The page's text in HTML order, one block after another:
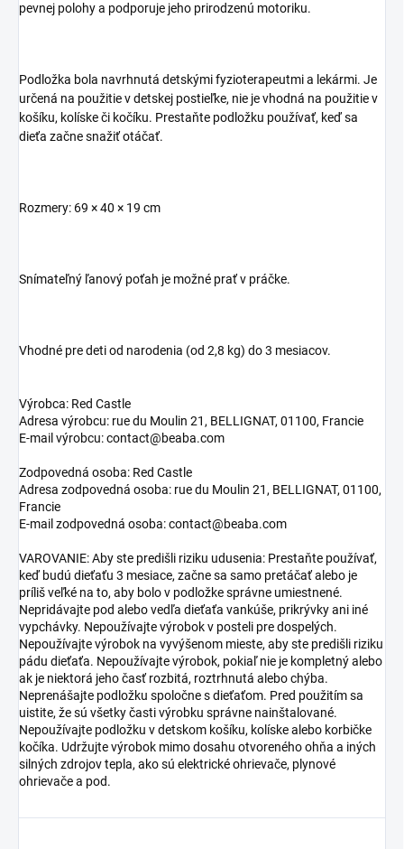
pevnej polohy a podporuje jeho prirodzenú motoriku.
Podložka bola navrhnutá detskými fyzioterapeutmi a lekármi. Je
určená na použitie v detskej postieľke, nie je vhodná na použitie v
košíku, kolíske či kočíku. Prestaňte podložku používať, keď sa
dieťa začne snažiť otáčať.
Rozmery: 69 × 40 × 19 cm
Snímateľný ľanový poťah je možné prať v práčke.
Vhodné pre deti od narodenia (od 2,8 kg) do 3 mesiacov.
Výrobca: Red Castle
Adresa výrobcu: rue du Moulin 21, BELLIGNAT, 01100, Francie
E-mail výrobcu: contact@beaba.com
Zodpovedná osoba: Red Castle
Adresa zodpovedná osoba: rue du Moulin 21, BELLIGNAT, 01100,
Francie
E-mail zodpovedná osoba: contact@beaba.com
VAROVANIE: Aby ste predišli riziku udusenia: Prestaňte používať,
keď budú dieťaťu 3 mesiace, začne sa samo pretáčať alebo je
príliš veľké na to, aby bolo v podložke správne umiestnené.
Nepridávajte pod alebo vedľa dieťaťa vankúše, prikrývky ani iné
vypchávky. Nepoužívajte výrobok v posteli pre dospelých.
Nepoužívajte výrobok na vyvýšenom mieste, aby ste predišli riziku
pádu dieťaťa. Nepoužívajte výrobok, pokiaľ nie je kompletný alebo
ak je niektorá jeho časť rozbitá, roztrhnutá alebo chýba.
Neprenášajte podložku spoločne s dieťaťom. Pred použitím sa
uistite, že sú všetky časti výrobku správne nainštalované.
Nepoužívajte podložku v detskom košíku, kolíske alebo korbičke
kočíka. Udržujte výrobok mimo dosahu otvoreného ohňa a iných
silných zdrojov tepla, ako sú elektrické ohrievače, plynové
ohrievače a pod.